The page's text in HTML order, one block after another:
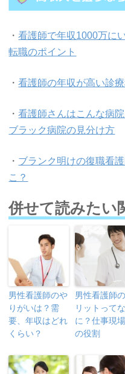
・看護師で年収1000万に
転職のポイント
・看護師の年収が高い診
・看護師さんはこんな病
ブラック病院の見分け方
・ ブランク明けの復職看
こ？
併せて読みたい
男性看護師のや
りがいは？需
要、年収はどれ
くらい？
男性看護師
リットってな
に？仕事現
の役割